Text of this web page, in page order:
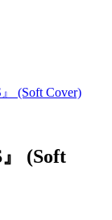
(Soft Cover)
(Soft